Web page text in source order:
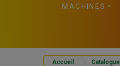
MACHINES
Accueil Catalogue